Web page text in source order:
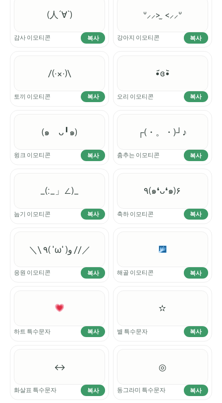
(人´∀`)
감사 이모티콘 복사
ᐡ⸝⸝> ̫ <⸝⸝ᐡ
강아지 이모티콘 복사
/(·×·)\
토끼 이모티콘 복사
•᷄ɞ•᷅
오리 이모티콘 복사
(๑ゝᴗ╹๑)
윙크 이모티콘 복사
┌(・。・)┘♪
춤추는 이모티콘 복사
_(:_」∠)_
눕기 이모티콘 복사
٩(๑❛ᴗ❛๑)۶
축하 이모티콘 복사
＼\ ٩( 'ω' )و //／
응원 이모티콘 복사 해골 이모티콘 복사
하트 특수문자 복사
✫
별 특수문자 복사
↔
화살표 특수문자 복사
◎
동그라미 특수문자 복사